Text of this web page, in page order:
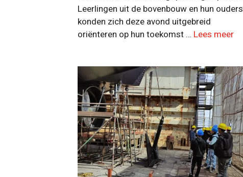
Leerlingen uit de bovenbouw en hun ouders
konden zich deze avond uitgebreid
oriënteren op hun toekomst … Lees meer